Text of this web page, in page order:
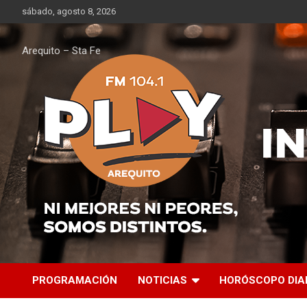
al
contenido
sábado, agosto 8, 2026
Arequito – Sta Fe
PROGRAMACIÓN NOTICIAS HORÓSCOPO